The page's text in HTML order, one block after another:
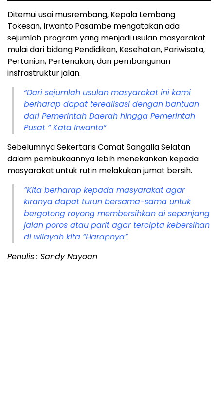
Ditemui usai musrembang, Kepala Lembang
Tokesan, Irwanto Pasambe mengatakan ada
sejumlah program yang menjadi usulan masyarakat
mulai dari bidang Pendidikan, Kesehatan, Pariwisata,
Pertanian, Pertenakan, dan pembangunan
insfrastruktur jalan.
“Dari sejumlah usulan masyarakat ini kami
berharap dapat terealisasi dengan bantuan
dari Pemerintah Daerah hingga Pemerintah
Pusat ” Kata Irwanto”
Sebelumnya Sekertaris Camat Sangalla Selatan
dalam pembukaannya lebih menekankan kepada
masyarakat untuk rutin melakukan jumat bersih.
“Kita berharap kepada masyarakat agar
kiranya dapat turun bersama-sama untuk
bergotong royong membersihkan di sepanjang
jalan poros atau parit agar tercipta kebersihan
di wilayah kita “Harapnya”.
Penulis : Sandy Nayoan